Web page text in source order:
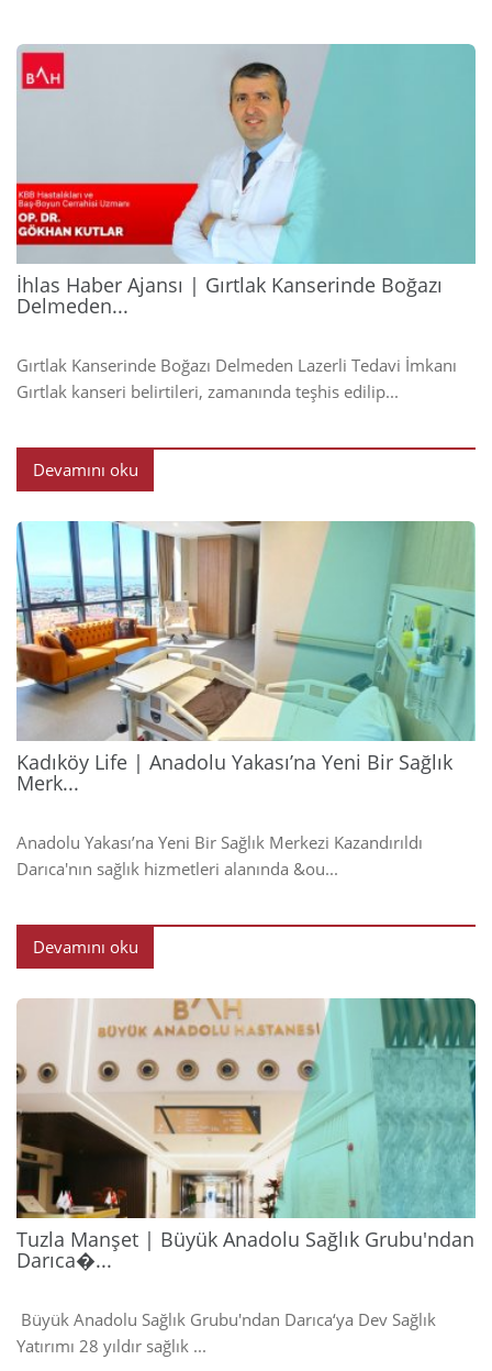
İhlas Haber Ajansı | Gırtlak Kanserinde Boğazı
Delmeden...
Gırtlak Kanserinde Boğazı Delmeden Lazerli Tedavi İmkanı
Gırtlak kanseri belirtileri, zamanında teşhis edilip...
Devamını oku
2024
Kadıköy Life | Anadolu Yakası’na Yeni Bir Sağlık
Merk...
Anadolu Yakası’na Yeni Bir Sağlık Merkezi Kazandırıldı
Darıca'nın sağlık hizmetleri alanında &ou...
Devamını oku
2024
Tuzla Manşet | Büyük Anadolu Sağlık Grubu'ndan
Darıca�...
Büyük Anadolu Sağlık Grubu'ndan Darıca‘ya Dev Sağlık
Yatırımı 28 yıldır sağlık ...